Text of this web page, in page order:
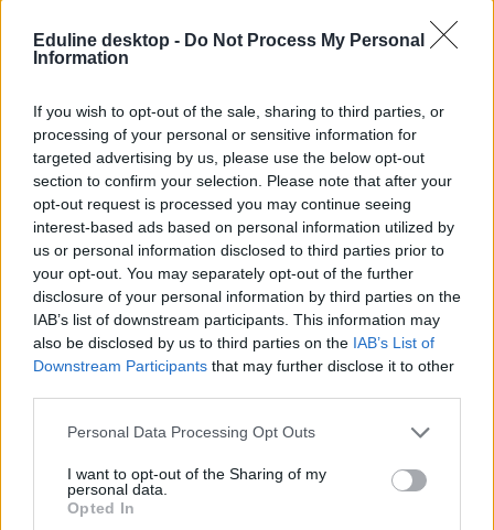
Eduline desktop - Do Not Process My Personal
Information
If you wish to opt-out of the sale, sharing to third parties, or
processing of your personal or sensitive information for
targeted advertising by us, please use the below opt-out
section to confirm your selection. Please note that after your
opt-out request is processed you may continue seeing
interest-based ads based on personal information utilized by
us or personal information disclosed to third parties prior to
your opt-out. You may separately opt-out of the further
disclosure of your personal information by third parties on the
IAB’s list of downstream participants. This information may
also be disclosed by us to third parties on the IAB’s List of
Downstream Participants that may further disclose it to other
Personal Data Processing Opt Outs
I want to opt-out of the Sharing of my
personal data.
Opted In
elsős diák, sőt, van, ahol egy sem indul. Mivel egy kis létszámú
osztályhoz is ugyanúgy kell tanár, mint egy nagyhoz, ez jelentősen
növeli a pedagógusigényt.
hanem az, hogy megvalósítható-e a minőségi, kiscsoportos oktatás
jó tanárokkal. Ez inkább nagyobb intézményekben működik, ahol
elegendő óraszám jut egy-egy szaktárgyra, így megéri jó
szakembereket alkalmazni. A jelenlegi rendszerrel szemben az egyik
fő kritikája, hogy sok kicsi, gyengébben működő iskola nem
eredményez jobb oktatást. Kiemelte azt is, hogy nem elsősorban a
falusi kisiskolák jelentik a fő problémát, hanem a városi struktúra:
Nem a falusi kisiskola viszi el a pénzt, hanem az, hogy
egy közepes városban több gimnázium van ahelyett,
hogy lenne egy vagy két nagy és jó gimnázium.
PISA-felmérés: az oktatáskutató szerint ezért
összefüggésben van, hogy a PISA-teszten az OECD-átlag alatt van
az jól teljesítők aránya.